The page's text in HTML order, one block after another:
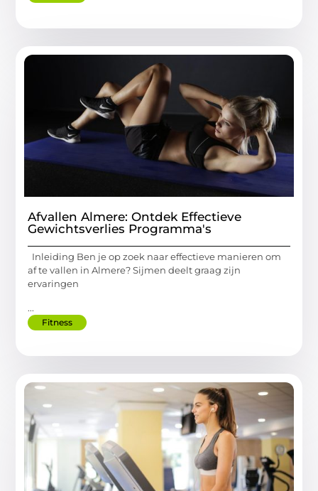
Afvallen Almere: Ontdek Effectieve
Gewichtsverlies Programma's
Inleiding Ben je op zoek naar effectieve manieren om
af te vallen in Almere? Sijmen deelt graag zijn
ervaringen
...
Fitness